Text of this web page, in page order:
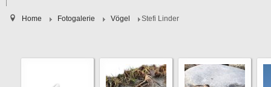
Home Fotogalerie Vögel Stefi Linder